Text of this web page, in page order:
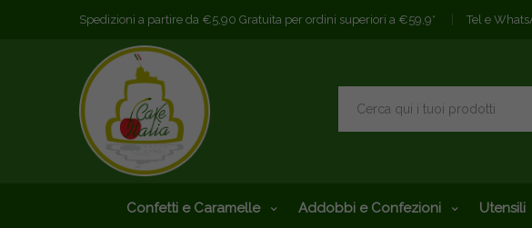
Spedizioni a partire da €5,90 Gratuita per ordini superiori a €59,9* Tel e
Confetti e Caramelle Addobbi e Confezioni Utensili